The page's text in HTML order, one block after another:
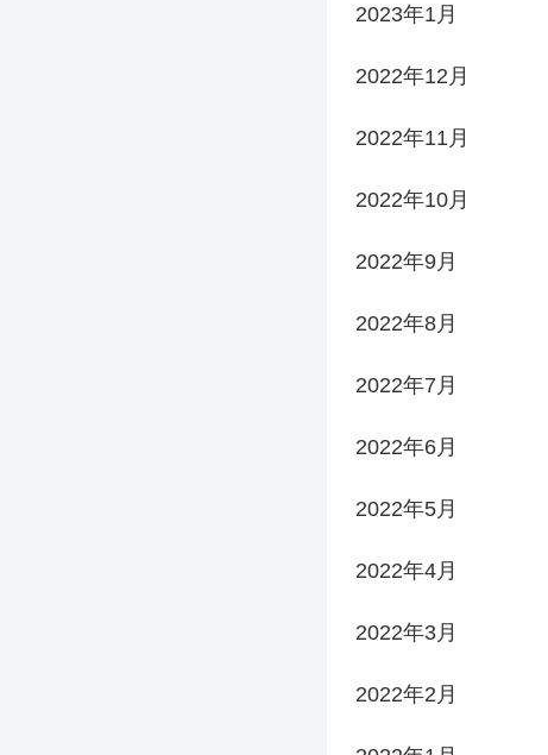
2023年1月
2022年12月
2022年11月
2022年10月
2022年9月
2022年8月
2022年7月
2022年6月
2022年5月
2022年4月
2022年3月
2022年2月